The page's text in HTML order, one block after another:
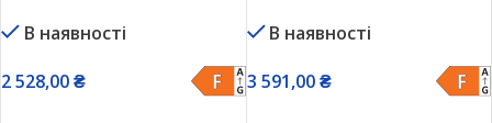
В наявності
2 528,00₴
В наявності
3 591,00₴